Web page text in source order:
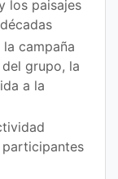
los paisajes
campaña
grupo, la
a la